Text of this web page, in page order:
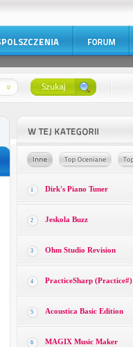
1 Dirk's Piano Tuner
2 Jeskola Buzz
3 Ohm Studio Revision
4 PracticeSharp (Practice#)
5 Acoustica Basic Edition
6 MAGIX Music Maker